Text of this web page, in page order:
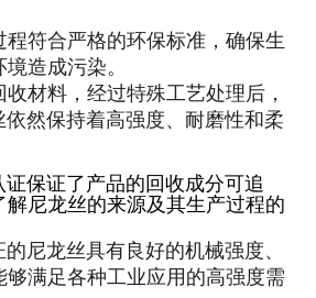
符合严格的环保标准，确保生
造成污染。
材料，经过特殊工艺处理后，
依然保持着高强度、耐磨性和柔
证保证了产品的回收成分可追
解尼龙丝的来源及其生产过程的
尼龙丝具有良好的机械强度、
够满足各种工业应用的高强度需